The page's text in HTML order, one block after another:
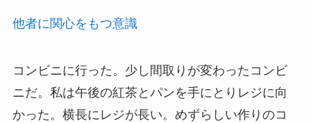
他者に関心をもつ意識
コンビニに行った。少し間取りが変わったコンビ
ニだ。私は午後の紅茶とパンを手にとりレジに向
かった。横長にレジが長い。めずらしい作りのコ